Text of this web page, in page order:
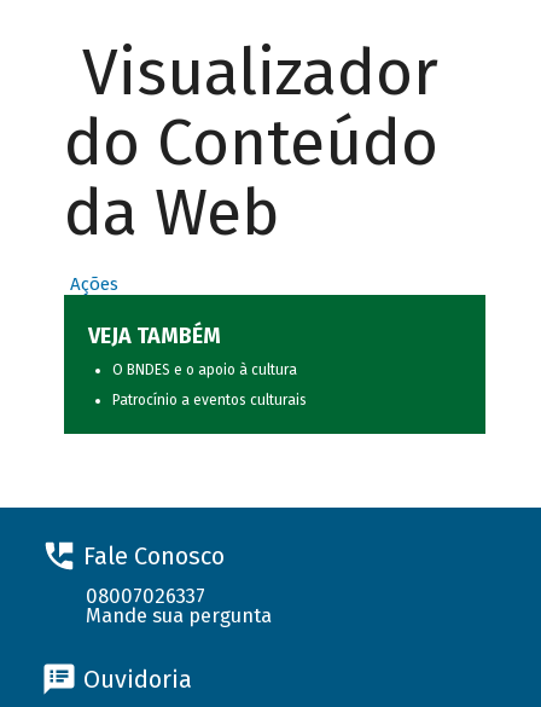
Visualizador
do Conteúdo
da Web
Ações
VEJA TAMBÉM
O BNDES e o apoio à cultura
Patrocínio a eventos culturais
Fale Conosco
08007026337
Mande sua pergunta
Ouvidoria